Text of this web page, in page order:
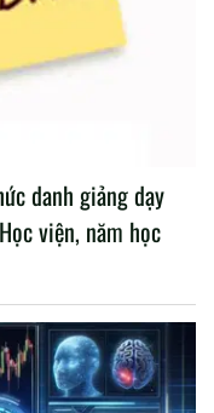
danh giảng dạy
viện, năm học